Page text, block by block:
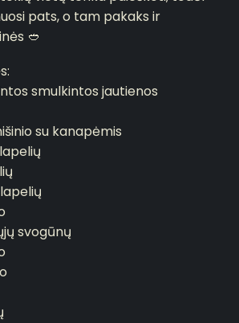
pats, o tam pakaks ir
🥙
smulkintos jautienos
su kanapėmis
svogūnų